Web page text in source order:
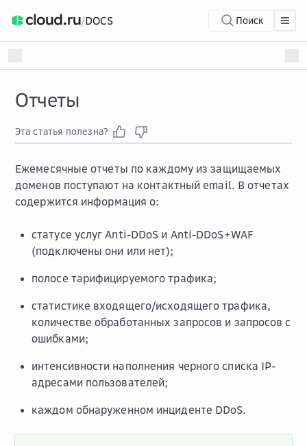
/DOCS Поиск
Отчеты
Эта статья полезна?
Ежемесячные отчеты по каждому из защищаемых
доменов поступают на контактный email. В отчетах
содержится информация о:
статусе услуг Anti-DDoS и Anti-DDoS+WAF
(подключены они или нет);
полосе тарифицируемого трафика;
статистике входящего/исходящего трафика,
количестве обработанных запросов и запросов с
ошибками;
интенсивности наполнения черного списка IP-
адресами пользователей;
каждом обнаруженном инциденте DDoS.